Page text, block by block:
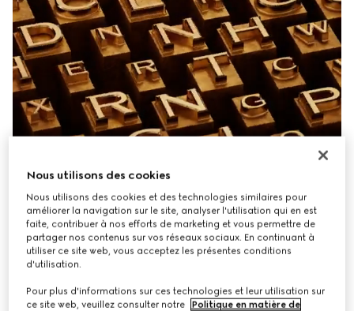
Que ce soit pour vous ou pour offrir, sublimez votre article
Nous utilisons des cookies
Nous utilisons des cookies et des technologies similaires pour
améliorer la navigation sur le site, analyser l'utilisation qui en est
faite, contribuer à nos efforts de marketing et vous permettre de
partager nos contenus sur vos réseaux sociaux. En continuant à
utiliser ce site web, vous acceptez les présentes conditions
d'utilisation.
Pour plus d'informations sur ces technologies et leur utilisation sur
ce site web, veuillez consulter notre
Politique en matière de